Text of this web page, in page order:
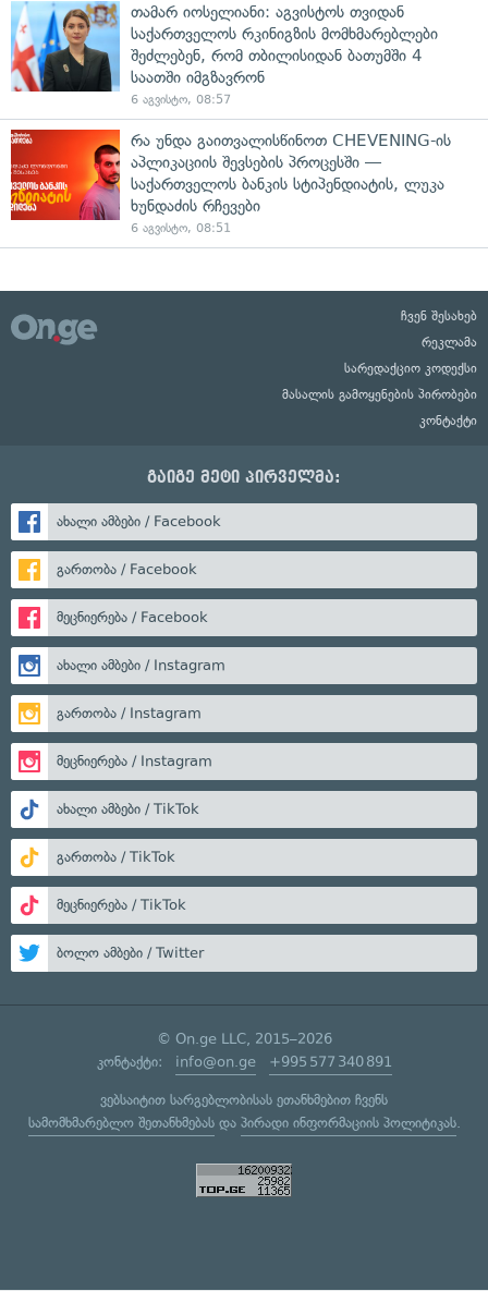
თამარ იოსელიანი: აგვისტოს თვიდან
საქართველოს რკინიგზის მომხმარებლები
შეძლებენ, რომ თბილისიდან ბათუმში 4
საათში იმგზავრონ
6 აგვისტო, 08:57
რა უნდა გაითვალისწინოთ CHEVENING-ის
აპლიკაციის შევსების პროცესში —
საქართველოს ბანკის სტიპენდიატის, ლუკა
ხუნდაძის რჩევები
6 აგვისტო, 08:51
ჩვენ შესახებ
რეკლამა
სარედაქციო კოდექსი
მასალის გამოყენების პირობები
კონტაქტი
გაიგე მეტი პირველმა:
ახალი ამბები / Facebook
გართობა / Facebook
მეცნიერება / Facebook
ახალი ამბები / Instagram
გართობა / Instagram
მეცნიერება / Instagram
ახალი ამბები / TikTok
გართობა / TikTok
მეცნიერება / TikTok
ბოლო ამბები / Twitter
© On.ge LLC, 2015–2026
კონტაქტი: info@on.ge +995 577 340 891
ვებსაიტით სარგებლობისას ეთანხმებით ჩვენს
სამომხმარებლო შეთანხმებასდა პირადი ინფორმაციის პოლიტიკას.